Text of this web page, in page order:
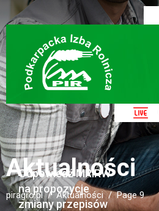
Przejdź do treści
Aktualności
piragro.pl Aktualności Page 9
Odpowiedź MRiRW
na propozycje
zmiany przepisów